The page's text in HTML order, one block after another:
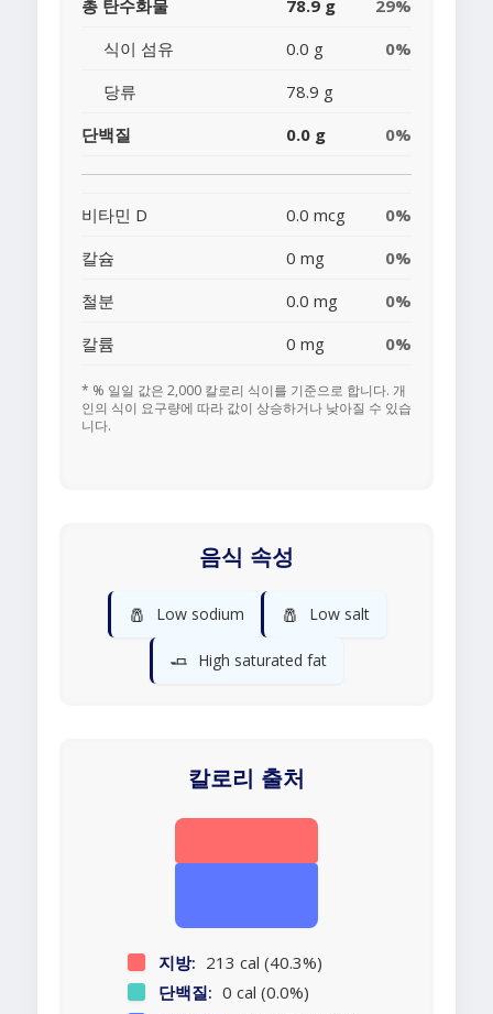
총 탄수화물 78.9 g
29%
식이 섬유
0.0 g
0%
당류
78.9 g
단백질
0.0 g 0%
비타민 D 0.0 mcg
0%
칼슘
0 mg
0%
철분
0.0 mg
0%
칼륨
0 mg 0%
* % 일일 값은 2,000 칼로리 식이를 기준으로 합니다. 개
인의 식이 요구량에 따라 값이 상승하거나 낮아질 수 있습
니다.
음식 속성
🧂 Low sodium 🧂 Low salt
🧈 High saturated fat
칼로리 출처
지방: 213 cal (40.3%)
단백질: 0 cal (0.0%)